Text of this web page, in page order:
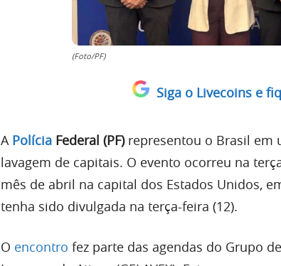
(Foto/PF)
Siga o Livecoins e
A Polícia Federal (PF)representou o Brasil em
lavagem de capitais. O evento ocorreu na
mês de abril na capital dos Estados Unidos,
tenha sido divulgada na terça-feira (12).
O encontro fez parte das agendas do Grupo